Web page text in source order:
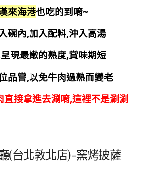
來海港也吃的到唷~
碗內,加入配料,沖入高湯
現最嫩的熟度,賞味期短
品嘗,以免牛肉過熟而變老
直接拿進去涮唷,這裡不是涮涮
(台北敦北店)-窯烤披薩